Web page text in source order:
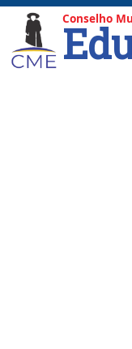
Conselho